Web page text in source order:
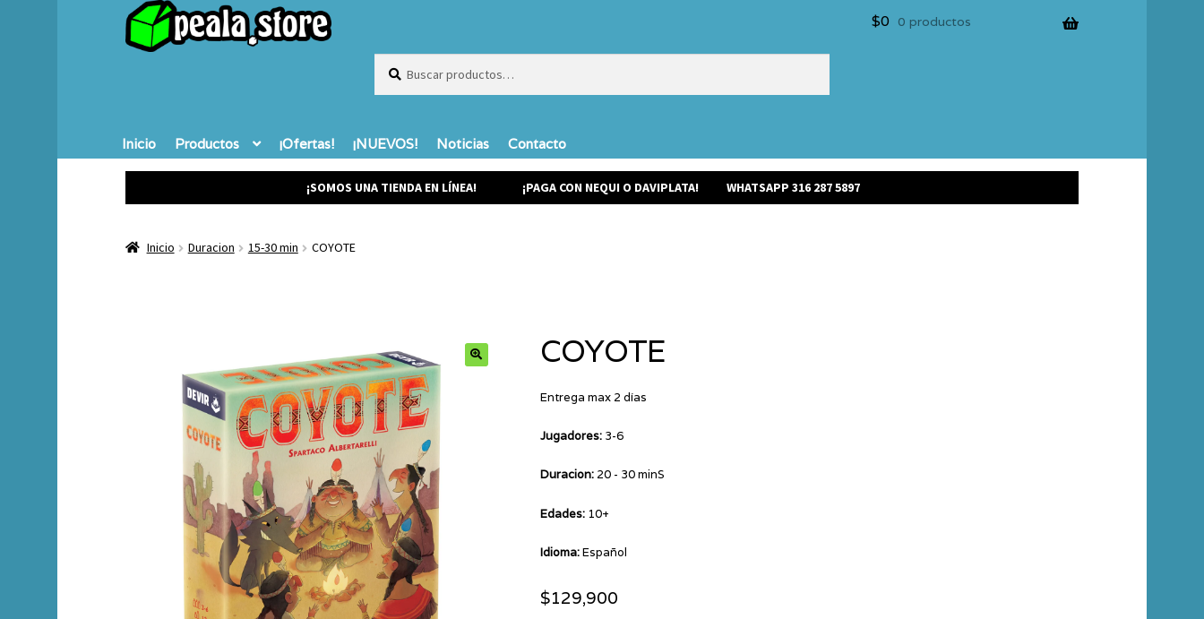
$0 0 productos
Buscar
Inicio Productos ¡Ofertas! ¡NUEVOS! Noticias Contacto
¡SOMOS UNA TIENDA EN LÍNEA! ¡PAGA CON NEQUI O DAVIPLATA! WHATSAPP 316 287 5897
Inicio Duracion 15-30 min COYOTE
COYOTE
Entrega max 2 días
Jugadores: 3-6
Duracion: 20 - 30 minS
Edades: 10+
Idioma:Español
$129,900